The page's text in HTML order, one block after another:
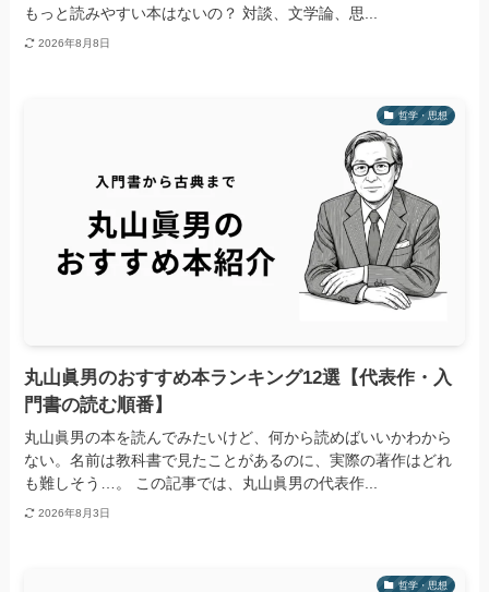
もっと読みやすい本はないの？ 対談、文学論、思...
2026年8月8日
哲学・思想
丸山眞男のおすすめ本ランキング12選【代表作・入
門書の読む順番】
丸山眞男の本を読んでみたいけど、何から読めばいいかわから
ない。名前は教科書で見たことがあるのに、実際の著作はどれ
も難しそう…。 この記事では、丸山眞男の代表作...
2026年8月3日
哲学・思想